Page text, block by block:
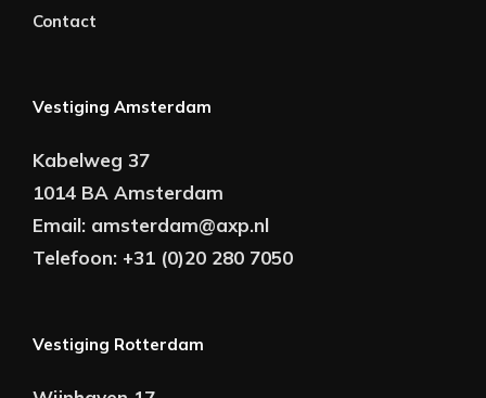
Contact
Vestiging Amsterdam
Kabelweg 37
1014 BA Amsterdam
Email: amsterdam@axp.nl
Telefoon: +31 (0)20 280 7050
Vestiging Rotterdam